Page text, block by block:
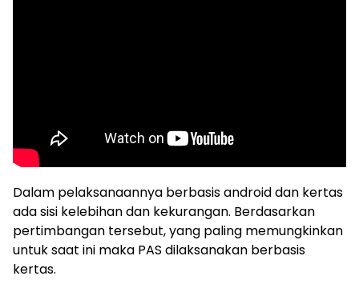
Dalam pelaksanaannya berbasis android dan kertas
ada sisi kelebihan dan kekurangan. Berdasarkan
pertimbangan tersebut, yang paling memungkinkan
untuk saat ini maka PAS dilaksanakan berbasis
kertas.